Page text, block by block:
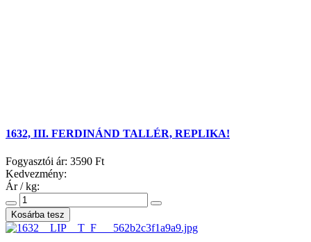
1632, III. FERDINÁND TALLÉR, REPLIKA!
Fogyasztói ár: 3590 Ft
Kedvezmény:
Ár / kg: